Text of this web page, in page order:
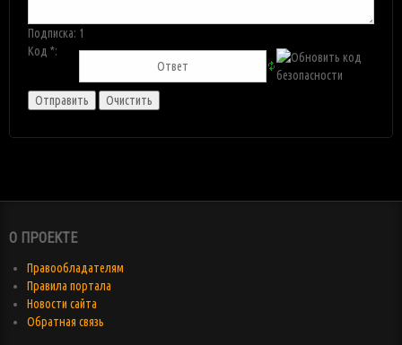
Подписка: 1
Код *:
О ПРОЕКТЕ
Правообладателям
Правила портала
Новости сайта
Обратная связь